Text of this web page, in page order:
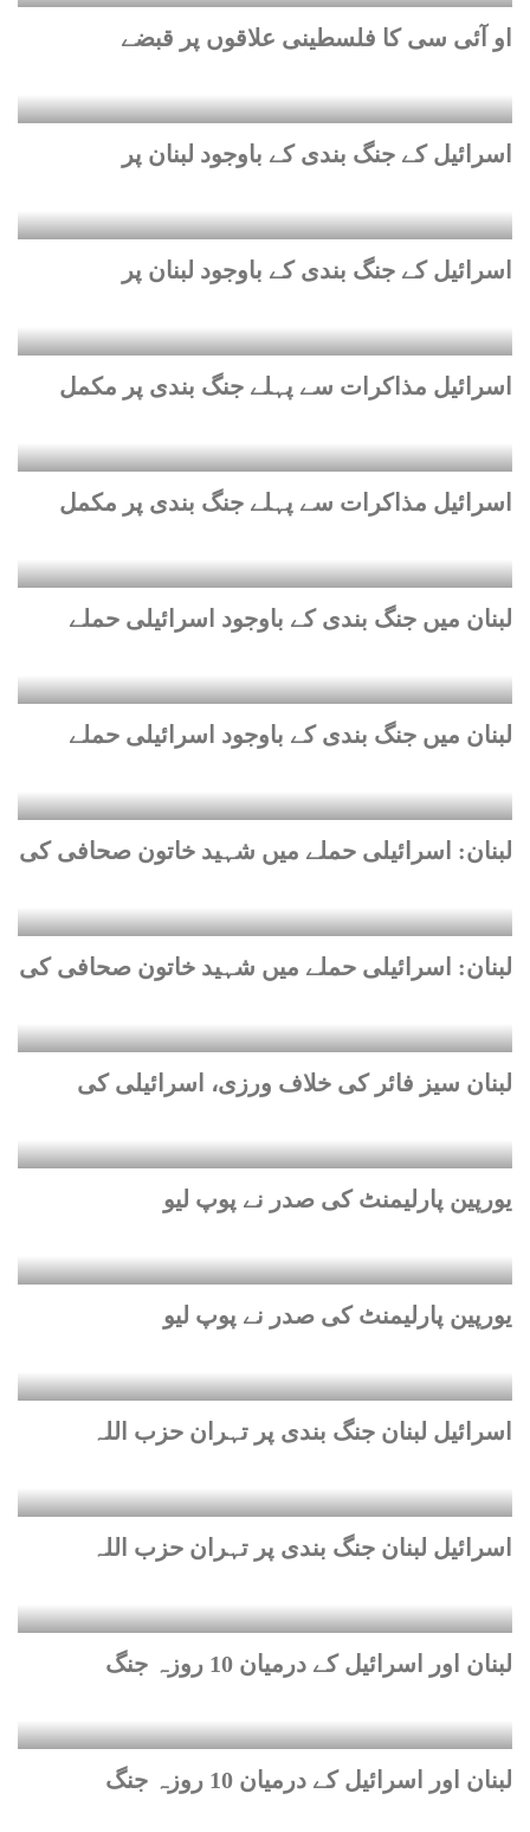
او آئی سی کا فلسطینی علاقوں پر قبضے
اسرائیل کے جنگ بندی کے باوجود لبنان پر
اسرائیل کے جنگ بندی کے باوجود لبنان پر
اسرائیل مذاکرات سے پہلے جنگ بندی پر مکمل
اسرائیل مذاکرات سے پہلے جنگ بندی پر مکمل
لبنان میں جنگ بندی کے باوجود اسرائیلی حملے
لبنان میں جنگ بندی کے باوجود اسرائیلی حملے
لبنان: اسرائیلی حملے میں شہید خاتون صحافی کی
لبنان: اسرائیلی حملے میں شہید خاتون صحافی کی
لبنان سیز فائر کی خلاف ورزی، اسرائیلی کی
یورپین پارلیمنٹ کی صدر نے پوپ لیو
یورپین پارلیمنٹ کی صدر نے پوپ لیو
اسرائیل لبنان جنگ بندی پر تہران حزب اللہ
اسرائیل لبنان جنگ بندی پر تہران حزب اللہ
لبنان اور اسرائیل کے درمیان 10 روزہ جنگ
لبنان اور اسرائیل کے درمیان 10 روزہ جنگ